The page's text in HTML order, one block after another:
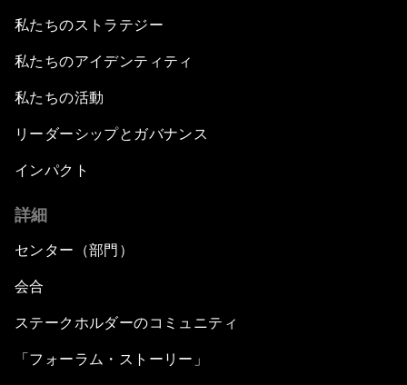
私たちのストラテジー
私たちのアイデンティティ
私たちの活動
リーダーシップとガバナンス
インパクト
詳細
センター（部門）
会合
ステークホルダーのコミュニティ
「フォーラム・ストーリー」